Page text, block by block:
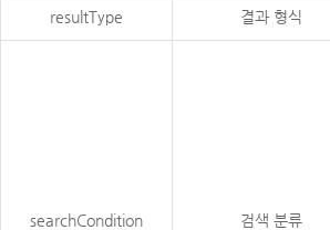
resultType 결과 형식
searchCondition 검색 분류